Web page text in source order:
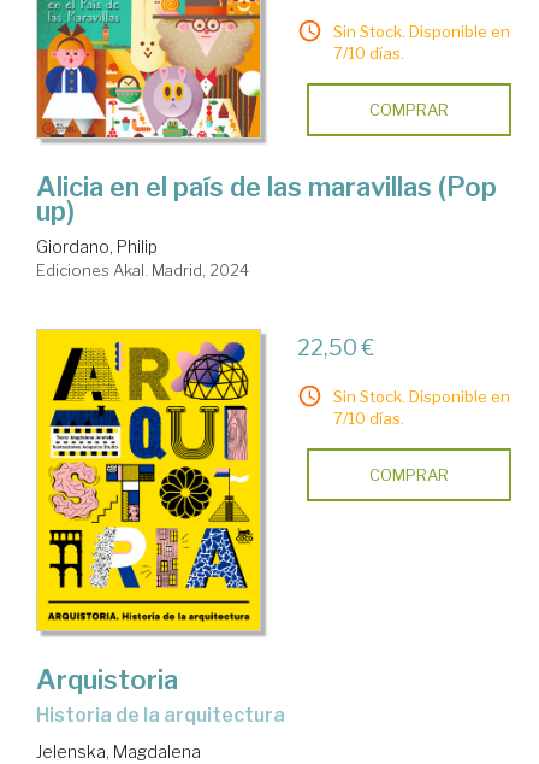
Sin Stock. Disponible en
7/10 días.
COMPRAR
Alicia en el país de las maravillas (Pop
up)
Giordano, Philip
Ediciones Akal. Madrid, 2024
22,50 €
Sin Stock. Disponible en
7/10 días.
COMPRAR
Arquistoria
Historia de la arquitectura
Jelenska, Magdalena